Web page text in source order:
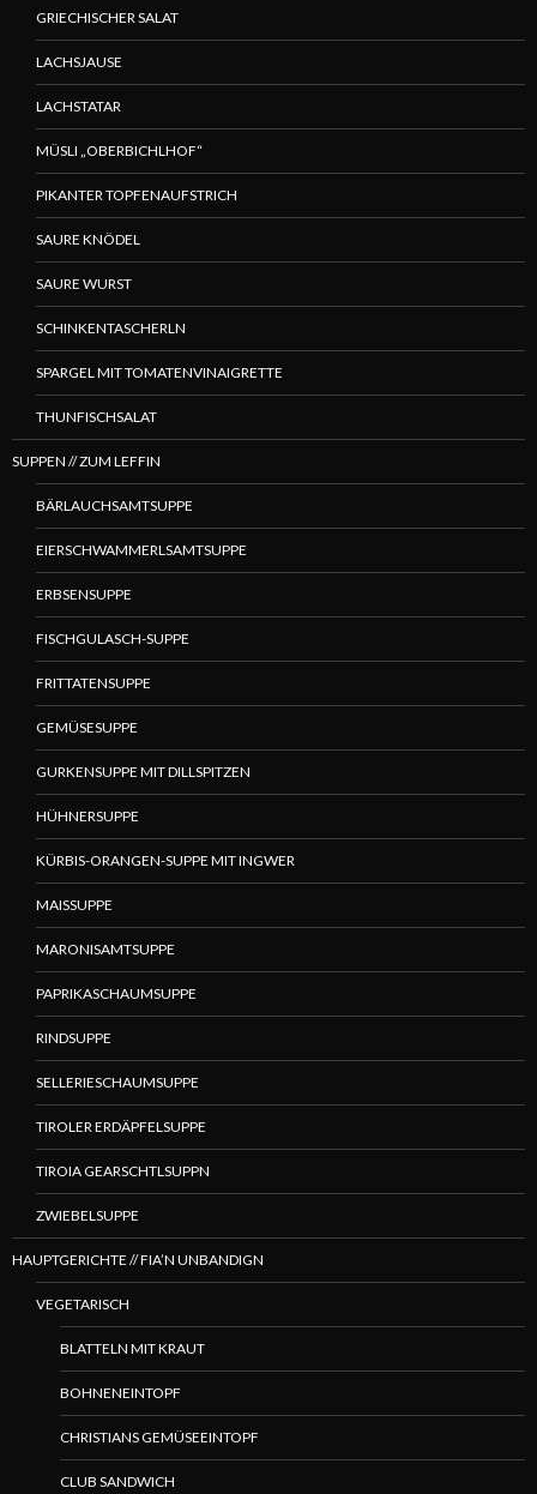
GRIECHISCHER SALAT
LACHSJAUSE
LACHSTATAR
MÜSLI „OBERBICHLHOF“
PIKANTER TOPFENAUFSTRICH
SAURE KNÖDEL
SAURE WURST
SCHINKENTASCHERLN
SPARGEL MIT TOMATENVINAIGRETTE
THUNFISCHSALAT
SUPPEN // ZUM LEFFIN
BÄRLAUCHSAMTSUPPE
EIERSCHWAMMERLSAMTSUPPE
ERBSENSUPPE
FISCHGULASCH-SUPPE
FRITTATENSUPPE
GEMÜSESUPPE
GURKENSUPPE MIT DILLSPITZEN
HÜHNERSUPPE
KÜRBIS-ORANGEN-SUPPE MIT INGWER
MAISSUPPE
MARONISAMTSUPPE
PAPRIKASCHAUMSUPPE
RINDSUPPE
SELLERIESCHAUMSUPPE
TIROLER ERDÄPFELSUPPE
TIROIA GEARSCHTLSUPPN
ZWIEBELSUPPE
HAUPTGERICHTE // FIA’N UNBANDIGN
VEGETARISCH
BLATTELN MIT KRAUT
BOHNENEINTOPF
CHRISTIANS GEMÜSEEINTOPF
CLUB SANDWICH